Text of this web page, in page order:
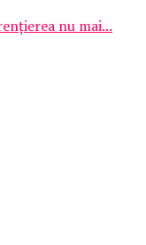
nu mai...